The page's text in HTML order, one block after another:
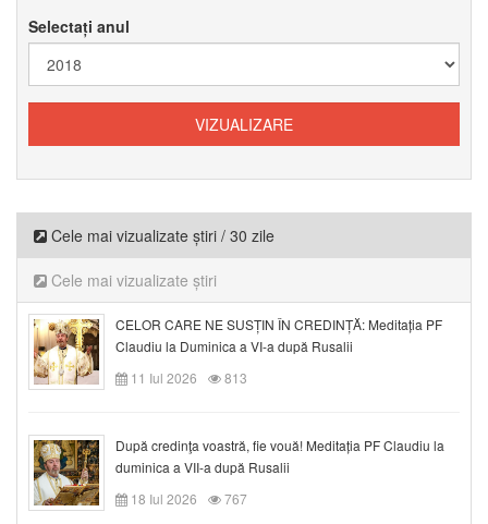
Selectați anul
Cele mai vizualizate știri / 30 zile
Cele mai vizualizate știri
CELOR CARE NE SUSȚIN ÎN CREDINȚĂ: Meditația PF
Claudiu la Duminica a VI-a după Rusalii
11 Iul 2026
813
După credinţa voastră, fie vouă! Meditația PF Claudiu la
duminica a VII-a după Rusalii
18 Iul 2026
767